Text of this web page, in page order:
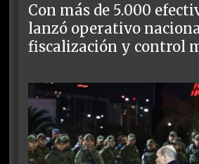
Con más de 5.000
lanzó operativo
fiscalización y control